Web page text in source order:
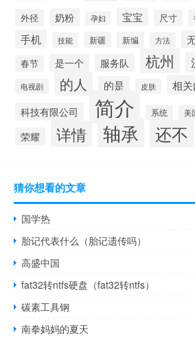
外径 奶粉 孕妇 宝宝 尺寸
手机 技能 新疆 新编 方法
春节 是一个 服务队 杭州
电视剧 的人 的是 皮肤 相
科技有限公司 简介 系统 美
荣耀 详情 轴承 还不
猜你想看的文章
国学热
胎记代表什么（胎记遗传吗）
高盛中国
fat32转ntfs硬盘（fat32转ntfs）
碳素工具钢
南拳妈妈的夏天